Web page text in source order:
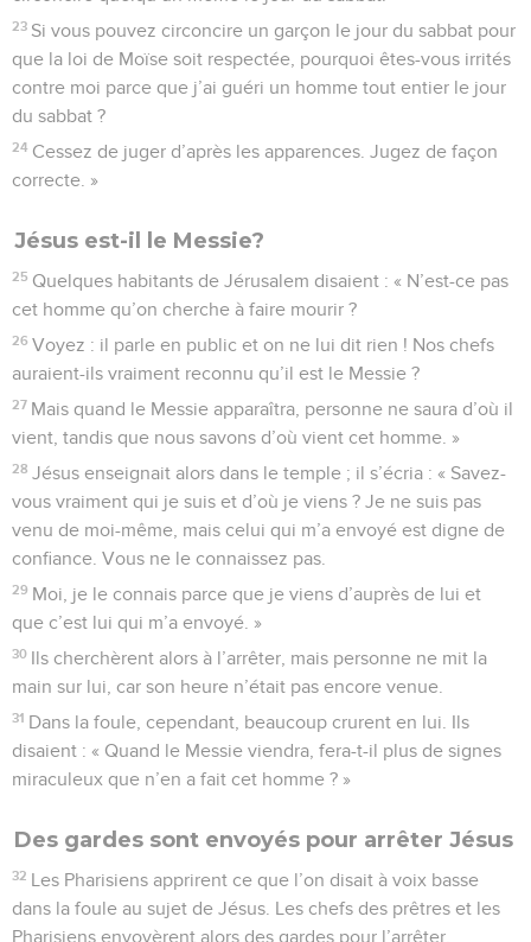
23 Si vous pouvez circoncire un garçon le jour du sabbat pour
que la loi de Moïse soit respectée, pourquoi êtes-vous irrités
contre moi parce que j’ai guéri un homme tout entier le jour
du sabbat ?
24 Cessez de juger d’après les apparences. Jugez de façon
correcte. »
Jésus est-il le Messie?
25 Quelques habitants de Jérusalem disaient : « N’est-ce pas
cet homme qu’on cherche à faire mourir ?
26 Voyez : il parle en public et on ne lui dit rien ! Nos chefs
auraient-ils vraiment reconnu qu’il est le Messie ?
27 Mais quand le Messie apparaîtra, personne ne saura d’où il
vient, tandis que nous savons d’où vient cet homme. »
28 Jésus enseignait alors dans le temple ; il s’écria : « Savez-
vous vraiment qui je suis et d’où je viens ? Je ne suis pas
venu de moi-même, mais celui qui m’a envoyé est digne de
confiance. Vous ne le connaissez pas.
29 Moi, je le connais parce que je viens d’auprès de lui et
que c’est lui qui m’a envoyé. »
30 Ils cherchèrent alors à l’arrêter, mais personne ne mit la
main sur lui, car son heure n’était pas encore venue.
31 Dans la foule, cependant, beaucoup crurent en lui. Ils
disaient : « Quand le Messie viendra, fera-t-il plus de signes
miraculeux que n’en a fait cet homme ? »
Des gardes sont envoyés pour arrêter Jésus
32 Les Pharisiens apprirent ce que l’on disait à voix basse
dans la foule au sujet de Jésus. Les chefs des prêtres et les
Pharisiens envoyèrent alors des gardes pour l’arrêter.